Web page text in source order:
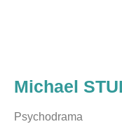
Michael
Psychodrama